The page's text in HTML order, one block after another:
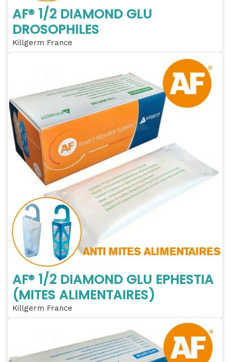
AF® 1/2 DIAMOND GLU
DROSOPHILES
Killgerm France
AF® 1/2 DIAMOND GLU EPHESTIA
(MITES ALIMENTAIRES)
Killgerm France